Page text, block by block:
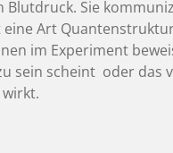
Blutdruck. Sie
eine Art
im Experiment
sein scheint oder das